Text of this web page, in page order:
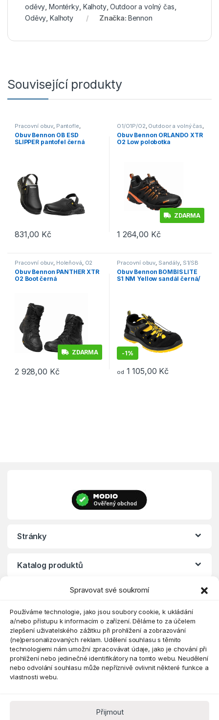
Spravovat své soukromí
Používáme technologie, jako jsou soubory cookie, k ukládání
a/nebo přístupu k informacím o zařízení. Děláme to za účelem
zlepšení uživatelského zážitku při prohlížení a zobrazování
(ne)personalizovaných reklam. Udělení souhlasu s těmito
technologiemi nám umožní zpracovávat údaje, jako je chování při
prohlížení nebo jedinečné identifikátory na tomto webu. Neudělení
nebo odvolání souhlasu může nepříznivě ovlivnit některé funkce a
vlastnosti webu.
Přijmout
oděvy ,Montérky, Kalhoty,Outdoor a volný čas
Oděvy ,Kalhoty Značka: Bennon
Související produkty
Pracovní obuv Pantofle
O1/O1P/O2
Obuv Bennon OB ESD
SLIPPER pantofel černá
831,00 Kč
Tento produkt má více variant. Možnosti lze vybrat na stránce
O1/O1P/O2 Outdoor a volný čas
, Pracovní obuv
Obuv Bennon ORLANDO XTR
O2 Low polobotka
ZDARMA
1 264,00 Kč
Tento produkt má více
Pracovní obuv, Holeňová, O2
Obuv Bennon PANTHER XTR
O2 Boot černá
ZDARMA
2 928,00 Kč
Tento produkt má více variant. Možnosti lze vybrat na stránce
Pracovní obuv, Sandály, S1/SB
Obuv Bennon BOMBIS LITE
S1 NM Yellow sandál černá/
-1%
od 1 105,00 Kč
Stránky
Katalog produktů
Máte dotaz? Kontaktujte nás